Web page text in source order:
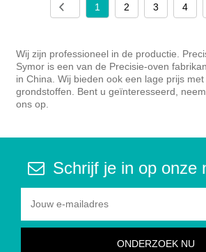
1 2 3 4
Wij zijn professioneel in de productie.
Symor is een van de Precisie-oven
in China. Wij bieden ook een lage prijs
grondstoffen. Bent u geïnteresseerd,
ons op.
Schrijf je in op onze